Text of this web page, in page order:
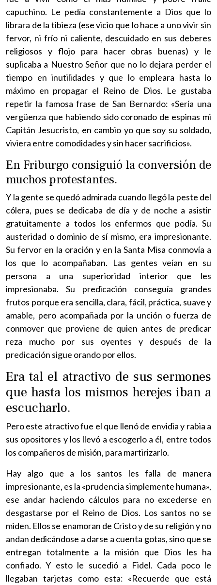
capuchino. Le pedía constantemente a Dios que lo
librara de la tibieza (ese vicio que lo hace a uno vivir sin
fervor, ni frío ni caliente, descuidado en sus deberes
religiosos y flojo para hacer obras buenas) y le
suplicaba a Nuestro Señor que no lo dejara perder el
tiempo en inutilidades y que lo empleara hasta lo
máximo en propagar el Reino de Dios. Le gustaba
repetir la famosa frase de San Bernardo: «Sería una
vergüenza que habiendo sido coronado de espinas mi
Capitán Jesucristo, en cambio yo que soy su soldado,
viviera entre comodidades y sin hacer sacrificios».
En Friburgo consiguió la conversión de
muchos protestantes.
Y la gente se quedó admirada cuando llegó la peste del
cólera, pues se dedicaba de día y de noche a asistir
gratuitamente a todos los enfermos que podía. Su
austeridad o dominio de sí mismo, era impresionante.
Su fervor en la oración y en la Santa Misa conmovía a
los que lo acompañaban. Las gentes veían en su
persona a una superioridad interior que les
impresionaba. Su predicación conseguía grandes
frutos porque era sencilla, clara, fácil, práctica, suave y
amable, pero acompañada por la unción o fuerza de
conmover que proviene de quien antes de predicar
reza mucho por sus oyentes y después de la
predicación sigue orando por ellos.
Era tal el atractivo de sus sermones
que hasta los mismos herejes iban a
escucharlo.
Pero este atractivo fue el que llenó de envidia y rabia a
sus opositores y los llevó a escogerlo a él, entre todos
los compañeros de misión, para martirizarlo.
Hay algo que a los santos les falla de manera
impresionante, es la «prudencia simplemente humana»,
ese andar haciendo cálculos para no excederse en
desgastarse por el Reino de Dios. Los santos no se
miden. Ellos se enamoran de Cristo y de su religión y no
andan dedicándose a darse a cuenta gotas, sino que se
entregan totalmente a la misión que Dios les ha
confiado. Y esto le sucedió a Fidel. Cada poco le
llegaban tarjetas como esta: «Recuerde que está